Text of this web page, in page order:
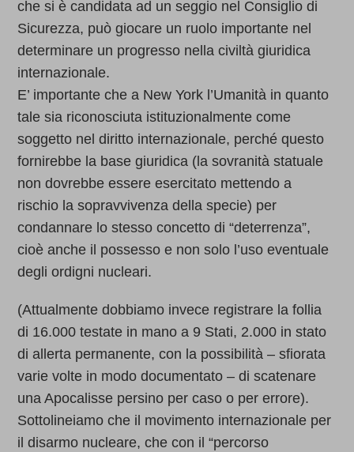
che si è candidata ad un seggio nel Consiglio di
Sicurezza, può giocare un ruolo importante nel
determinare un progresso nella civiltà giuridica
internazionale.
E’ importante che a New York l’Umanità in quanto
tale sia riconosciuta istituzionalmente come
soggetto nel diritto internazionale, perché questo
fornirebbe la base giuridica (la sovranità statuale
non dovrebbe essere esercitato mettendo a
rischio la sopravvivenza della specie) per
condannare lo stesso concetto di “deterrenza”,
cioè anche il possesso e non solo l’uso eventuale
degli ordigni nucleari.
(Attualmente dobbiamo invece registrare la follia
di 16.000 testate in mano a 9 Stati, 2.000 in stato
di allerta permanente, con la possibilità – sfiorata
varie volte in modo documentato – di scatenare
una Apocalisse persino per caso o per errore).
Sottolineiamo che il movimento internazionale per
il disarmo nucleare, che con il “percorso